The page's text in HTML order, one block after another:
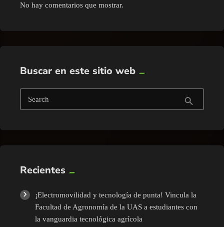
No hay comentarios que mostrar.
Buscar en este sitio web
Search search
Recientes
¡Electromovilidad y tecnología de punta! Vincula la
Facultad de Agronomía de la UAS a estudiantes con
la vanguardia tecnológica agrícola